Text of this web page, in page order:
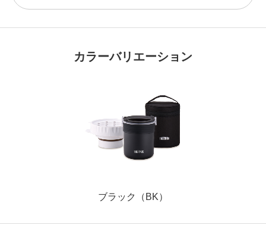
カラーバリエーション
ブラック（BK）